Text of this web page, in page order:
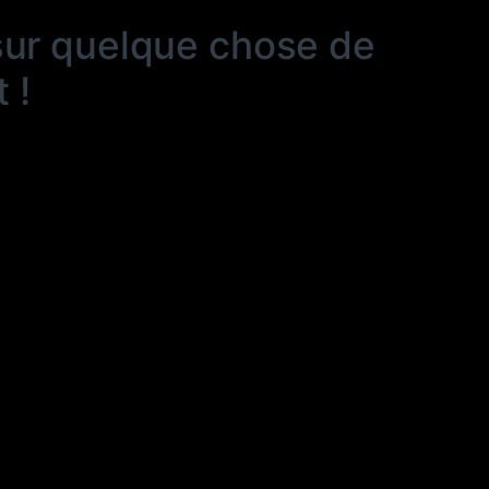
quelque chose de
!